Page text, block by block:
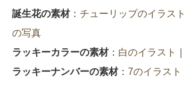
誕生花の素材： チューリップのイラスト
の写真
ラッキーカラーの素材： 白のイラスト
ラッキーナンバーの素材： 7のイラスト